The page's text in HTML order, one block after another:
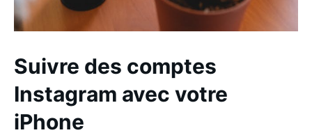
Suivre des comptes
Instagram avec votre
iPhone